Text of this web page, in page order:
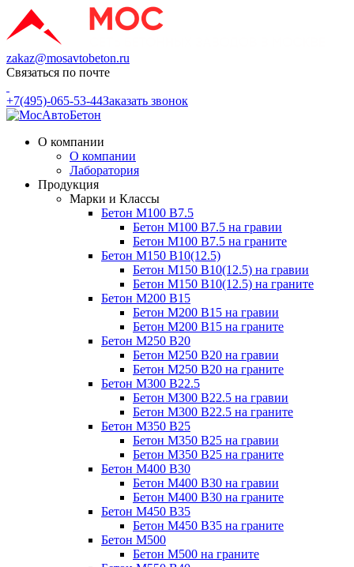
zakaz@mosavtobeton.ru
Связаться по почте
+7(495)-065-53-44Заказать звонок
О компании
О компании
Лаборатория
Продукция
Марки и Классы
Бетон М100 В7.5
Бетон М100 В7.5 на гравии
Бетон М100 В7.5 на граните
Бетон М150 В10(12.5)
Бетон М150 В10(12.5) на гравии
Бетон М150 В10(12.5) на граните
Бетон М200 В15
Бетон М200 В15 на гравии
Бетон М200 В15 на граните
Бетон М250 В20
Бетон М250 В20 на гравии
Бетон М250 В20 на граните
Бетон М300 В22.5
Бетон М300 В22.5 на гравии
Бетон М300 В22.5 на граните
Бетон М350 В25
Бетон М350 В25 на гравии
Бетон М350 В25 на граните
Бетон М400 В30
Бетон М400 В30 на гравии
Бетон М400 В30 на граните
Бетон М450 В35
Бетон М450 В35 на граните
Бетон М500
Бетон М500 на граните